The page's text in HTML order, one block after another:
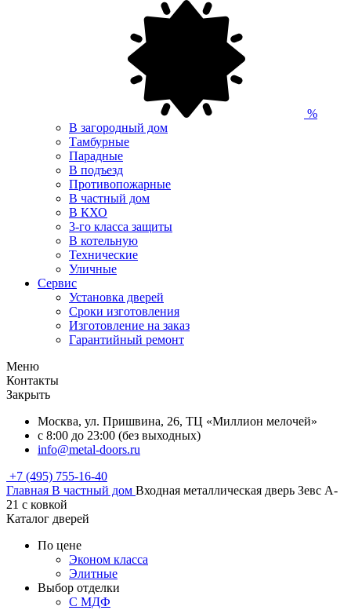
%
В загородный дом
Тамбурные
Парадные
В подъезд
Противопожарные
В частный дом
В КХО
3-го класса защиты
В котельную
Технические
Уличные
Сервис
Установка дверей
Сроки изготовления
Изготовление на заказ
Гарантийный ремонт
Меню
Контакты
Закрыть
Москва, ул. Пришвина, 26, ТЦ «Миллион мелочей»
с 8:00 до 23:00 (без выходных)
info@metal-doors.ru
+7 (495) 755-16-40
Главная В частный дом Входная металлическая дверь Зевс A-
21 с ковкой
Каталог дверей
По цене
Эконом класса
Элитные
Выбор отделки
С МДФ